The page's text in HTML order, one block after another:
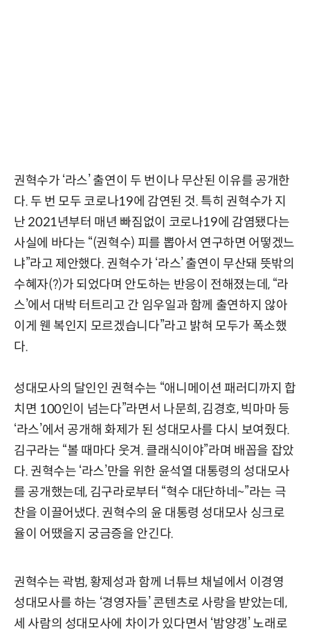
권혁수가 ‘라스’ 출연이 두 번이나 무산된 이유를 공개한
다. 두 번 모두 코로나19에 감연된 것. 특히 권혁수가 지
난 2021년부터 매년 빠짐없이 코로나19에 감염됐다는
사실에 바다는 “(권혁수) 피를 뽑아서 연구하면 어떻겠느
냐”라고 제안했다. 권혁수가 ‘라스’ 출연이 무산돼 뜻밖의
수혜자(?)가 되었다며 안도하는 반응이 전해졌는데, “라
스’에서 대박 터트리고 간 임우일과 함께 출연하지 않아
이게 웬 복인지 모르겠습니다”라고 밝혀 모두가 폭소했
다.
성대모사의 달인인 권혁수는 “애니메이션 패러디까지 합
치면 100인이 넘는다”라면서 나문희, 김경호, 빅마마 등
‘라스’에서 공개해 화제가 된 성대모사를 다시 보여줬다.
김구라는 “볼 때마다 웃겨. 클래식이야”라며 배꼽을 잡았
다. 권혁수는 ‘라스’만을 위한 윤석열 대통령의 성대모사
를 공개했는데, 김구라로부터 “혁수 대단하네~”라는 극
찬을 이끌어냈다. 권혁수의 윤 대통령 성대모사 싱크로
율이 어땠을지 궁금증을 안긴다.
권혁수는 곽범, 황제성과 함께 너튜브 채널에서 이경영
성대모사를 하는 ‘경영자들’ 콘텐츠로 사랑을 받았는데,
세 사람의 성대모사에 차이가 있다면서 ‘밤양갱’ 노래로